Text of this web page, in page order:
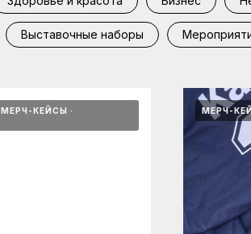
Выставочные наборы
МЕРЧ-КЕЙСЫ
МЕРЧ-